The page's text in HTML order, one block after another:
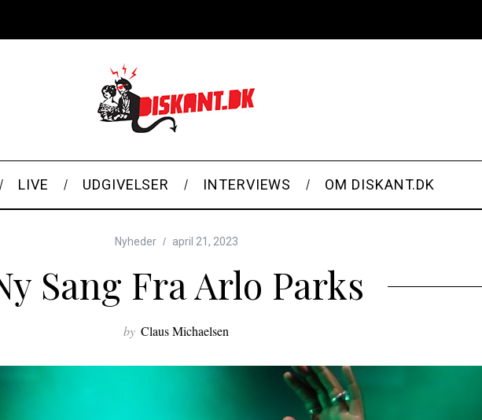
LIVE UDGIVELSER INTERVIEWS OM DISKANT.DK
Nyheder april 21, 2023
Sang Fra Arlo Parks
by Claus Michaelsen